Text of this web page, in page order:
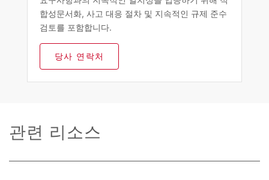
합성문서화, 사고 대응 절차 및 지속적인 규제 준수
검토를 포함합니다.
당사 연락처
관련 리소스